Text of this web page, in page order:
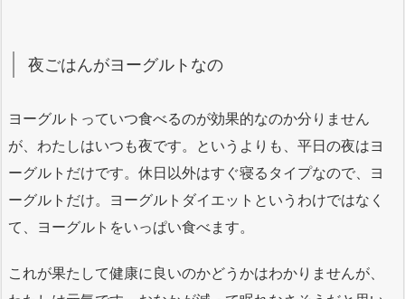
夜ごはんがヨーグルトなの
ヨーグルトっていつ食べるのが効果的なのか分りません
が、わたしはいつも夜です。というよりも、平日の夜はヨ
ーグルトだけです。休日以外はすぐ寝るタイプなので、ヨ
ーグルトだけ。ヨーグルトダイエットというわけではなく
て、ヨーグルトをいっぱい食べます。
これが果たして健康に良いのかどうかはわかりませんが、